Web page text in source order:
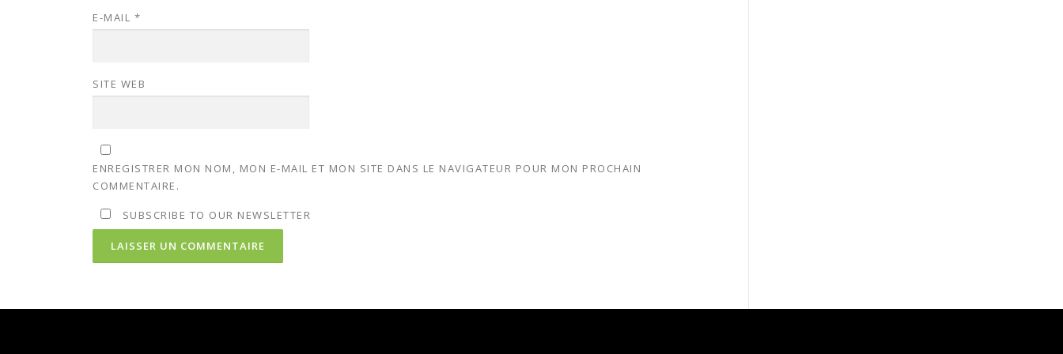
E-MAIL *
SITE WEB
ENREGISTRER MON NOM, MON E-MAIL ET MON SITE DANS LE NAVIGATEUR POUR MON PROCHAIN
COMMENTAIRE.
SUBSCRIBE TO OUR NEWSLETTER